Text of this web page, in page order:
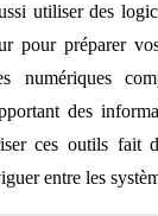
utiliser des
pour préparer
numériques
des
ces outils fait
entre les